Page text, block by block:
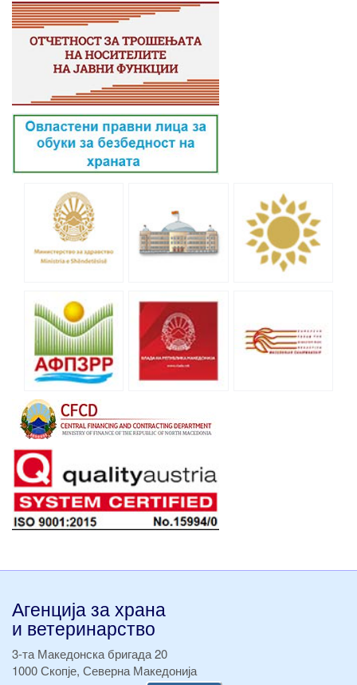
Агенција за храна
и ветеринарство
3-та Македонска бригада 20
1000 Скопје, Северна Македонија